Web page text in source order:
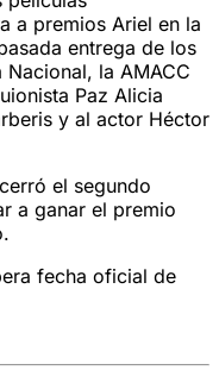
a premios Ariel en la
entrega de los
la AMACC
Paz Alicia
y al actor Héctor
el segundo
a ganar el premio
fecha oficial de